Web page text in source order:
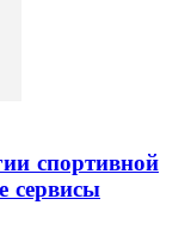
спортивной
сервисы